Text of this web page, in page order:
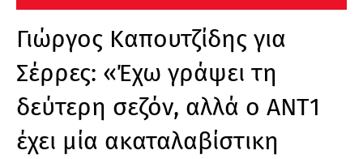
Γιώργος Καπουτζίδης για
Σέρρες: «Έχω γράψει τη
δεύτερη σεζόν, αλλά ο ΑΝΤ1
έχει μία ακαταλαβίστικη